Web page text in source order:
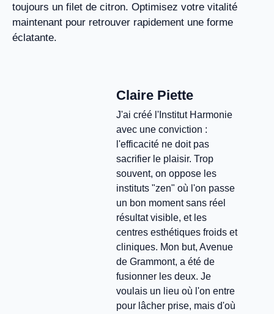
toujours un filet de citron. Optimisez votre vitalité
maintenant pour retrouver rapidement une forme
éclatante.
Claire Piette
J'ai créé l'Institut Harmonie
avec une conviction :
l'efficacité ne doit pas
sacrifier le plaisir. Trop
souvent, on oppose les
instituts "zen" où l'on passe
un bon moment sans réel
résultat visible, et les
centres esthétiques froids et
cliniques. Mon but, Avenue
de Grammont, a été de
fusionner les deux. Je
voulais un lieu où l'on entre
pour lâcher prise, mais d'où